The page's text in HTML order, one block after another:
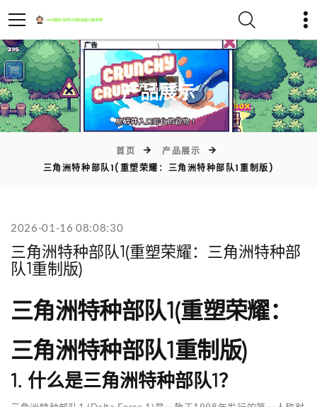
)
产品展示
首页
产品展示
三角洲特种部队1(重塑荣耀：三角洲特种部队1重制版)
2026-01-16 08:08:30
三角洲特种部队1(重塑荣耀：三角洲特种部
队1重制版)
三角洲特种部队1(重塑荣耀：
三角洲特种部队1重制版)
1. 什么是三角洲特种部队1？